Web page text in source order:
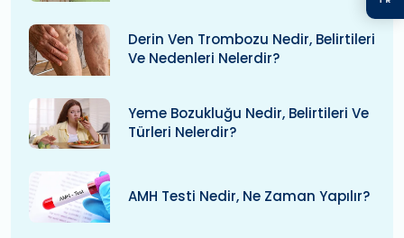
Derin Ven Trombozu Nedir, Belirtileri
Ve Nedenleri Nelerdir?
Yeme Bozukluğu Nedir, Belirtileri Ve
Türleri Nelerdir?
AMH Testi Nedir, Ne Zaman Yapılır?